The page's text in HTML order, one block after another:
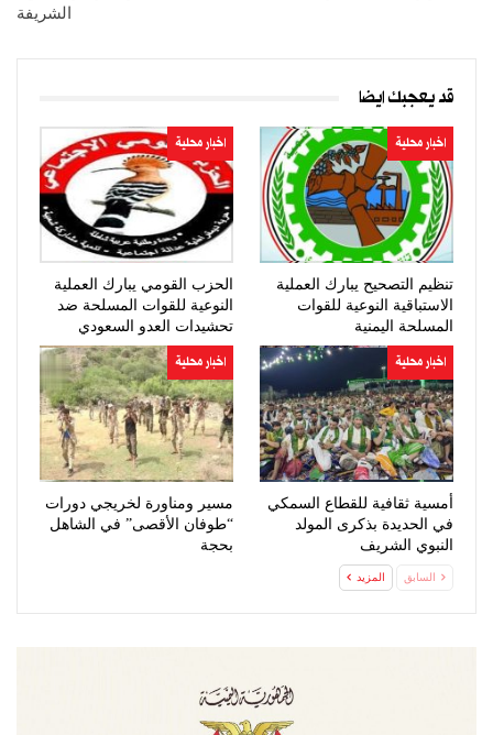
الشريفة
قد يعجبك ايضا
اخبار محلية
تنظيم التصحيح يبارك العملية
الاستباقية النوعية للقوات
المسلحة اليمنية
اخبار محلية
الحزب القومي يبارك العملية
النوعية للقوات المسلحة ضد
تحشيدات العدو السعودي
اخبار محلية
أمسية ثقافية للقطاع السمكي
في الحديدة بذكرى المولد
النبوي الشريف
اخبار محلية
مسير ومناورة لخريجي دورات
“طوفان الأقصى” في الشاهل
بحجة
السابق المزيد